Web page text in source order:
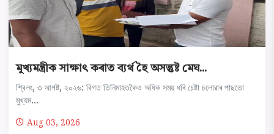
মুখ্যমন্ত্ৰীক সাক্ষাৎ কৰাত ব্যৰ্থ হৈ অসন্তুষ্ট মেঘ...
শ্বিলং, ৩ আগষ্ট, ২০২৬: বিগত তিনিমাহতকৈও অধিক সময় ধৰি চেষ্টা চলোৱাৰ পাছতো
মুখ্যম...
Aug 03, 2026